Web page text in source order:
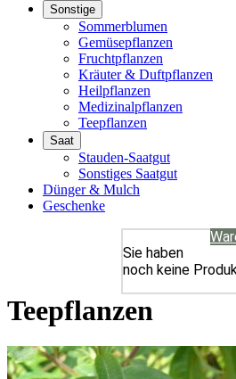
Sonstige
Sommerblumen
Gemüsepflanzen
Fruchtpflanzen
Kräuter & Duftpflanzen
Heilpflanzen
Medizinalpflanzen
Teepflanzen
Saat
Stauden-Saatgut
Sonstiges Saatgut
Dünger & Mulch
Geschenke
Sie haben
noch keine
Teepflanzen